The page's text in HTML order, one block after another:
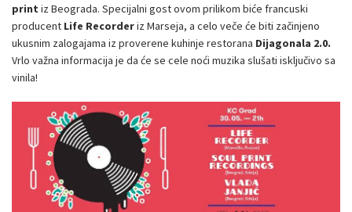
print iz Beograda. Specijalni gost ovom prilikom biće francuski
producent Life Recorderiz Marseja, a celo veče će biti začinjeno
ukusnim zalogajama iz proverene kuhinje restorana Dijagonala 2.0.
Vrlo važna informacija je da će se cele noći muzika slušati isključivo sa
vinila!